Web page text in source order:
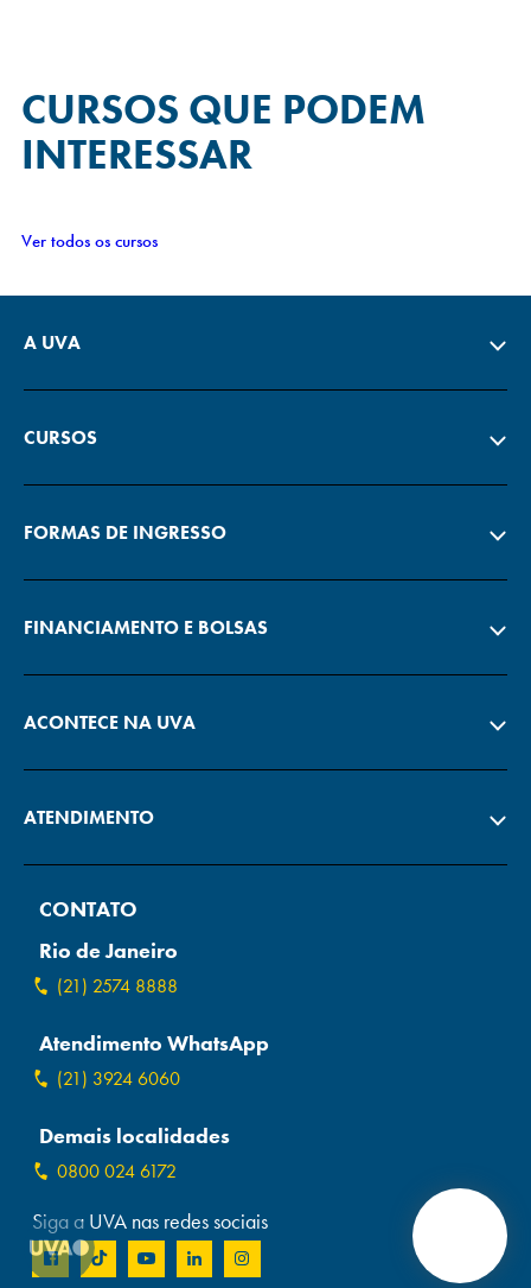
CURSOS QUE PODEM
INTERESSAR
Ver todos os cursos
A UVA
CURSOS
FORMAS DE INGRESSO
FINANCIAMENTO E BOLSAS
ACONTECE NA UVA
ATENDIMENTO
CONTATO
Rio de Janeiro
(21) 2574 8888
Atendimento WhatsApp
(21) 3924 6060
Demais localidades
0800 024 6172
Siga a UVA nas redes sociais